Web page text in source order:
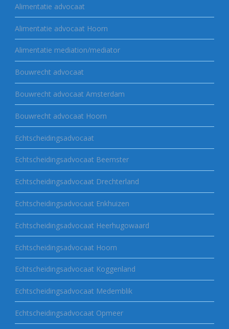
Alimentatie advocaat
Alimentatie advocaat Hoorn
Alimentatie mediation/mediator
Bouwrecht advocaat
Bouwrecht advocaat Amsterdam
Bouwrecht advocaat Hoorn
Echtscheidingsadvocaat
Echtscheidingsadvocaat Beemster
Echtscheidingsadvocaat Drechterland
Echtscheidingsadvocaat Enkhuizen
Echtscheidingsadvocaat Heerhugowaard
Echtscheidingsadvocaat Hoorn
Echtscheidingsadvocaat Koggenland
Echtscheidingsadvocaat Medemblik
Echtscheidingsadvocaat Opmeer